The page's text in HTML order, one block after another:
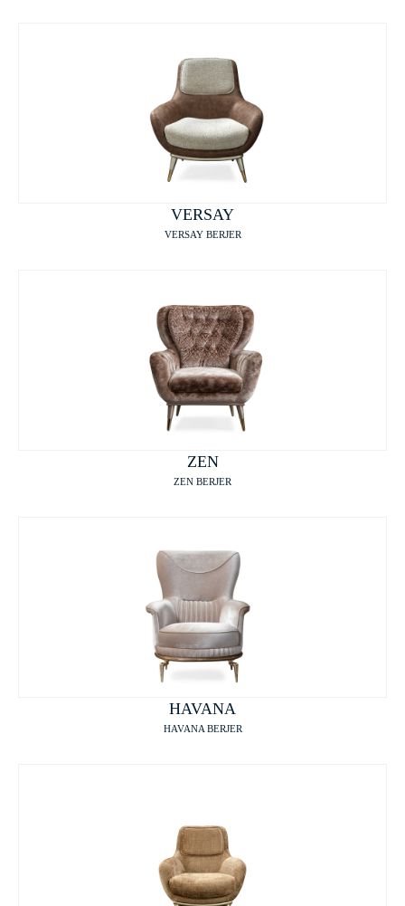
VERSAY
VERSAY BERJER
ZEN
ZEN BERJER
HAVANA
HAVANA BERJER